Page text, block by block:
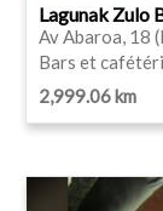
Lagunak Zulo
Av Abaroa, 18
Bars et
2,999.06 km